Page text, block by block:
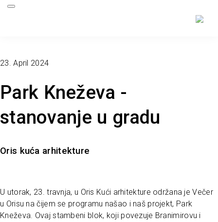
Park Kneževa -
stanovanje u gradu
Oris kuća arhitekture
23. April 2024
U utorak, 23. travnja, u Oris Kući arhitekture održana je Večer
u Orisu na čijem se programu našao i naš projekt, Park
Kneževa. Ovaj stambeni blok, koji povezuje Branimirovu i